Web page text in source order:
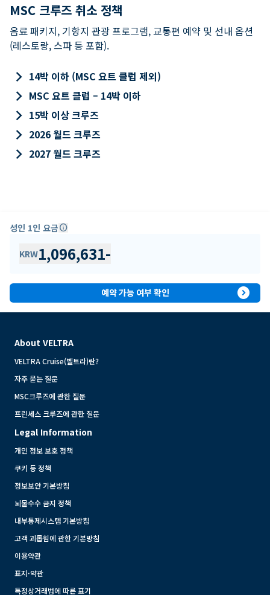
MSC 크루즈 취소 정책
음료 패키지, 기항지 관광 프로그램, 교통편 예약 및 선내 옵션
(레스토랑, 스파 등 포함).
keyboard_arrow_right 14박 이하 (MSC 요트 클럽 제외)
keyboard_arrow_right MSC 요트 클럽 – 14박 이하
keyboard_arrow_right 15박 이상 크루즈
keyboard_arrow_right 2026 월드 크루즈
keyboard_arrow_right 2027 월드 크루즈
성인 1인 요금info
KRW1,096,631-
예약 가능 여부 확인 expand_circle_right
About VELTRA
VELTRA Cruise(벨트라)란?
자주 묻는 질문
MSC크루즈에 관한 질문
프린세스 크루즈에 관한 질문
Legal Information
개인 정보 보호 정책
쿠키 등 정책
정보보안 기본방침
뇌물수수 금지 정책
내부통제시스템 기본방침
고객 괴롭힘에 관한 기본방침
이용약관
표지·약관
특정상거래법에 따른 표기